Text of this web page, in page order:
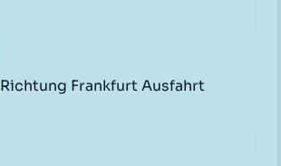
Richtung Frankfurt Ausfahrt